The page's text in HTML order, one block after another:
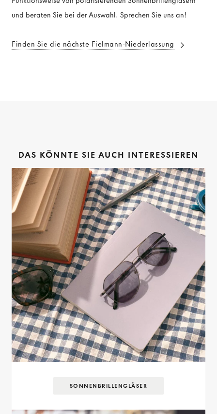
und beraten Sie bei der Auswahl. Sprechen Sie uns an!
Finden Sie die nächste Fielmann-Niederlassung
DAS KÖNNTE SIE AUCH INTERESSIEREN
SONNENBRILLEN­GLÄSER